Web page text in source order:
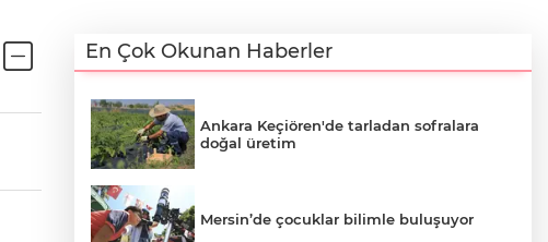
En Çok Okunan Haberler
Ankara Keçiören'de tarladan sofralara
doğal üretim
Mersin’de çocuklar bilimle buluşuyor